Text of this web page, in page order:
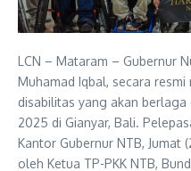
LCN – Mataram – Gubernur
Muhamad Iqbal, secara
disabilitas yang akan
2025 di Gianyar, Bali.
Kantor Gubernur NTB,
oleh Ketua TP-PKK NTB,